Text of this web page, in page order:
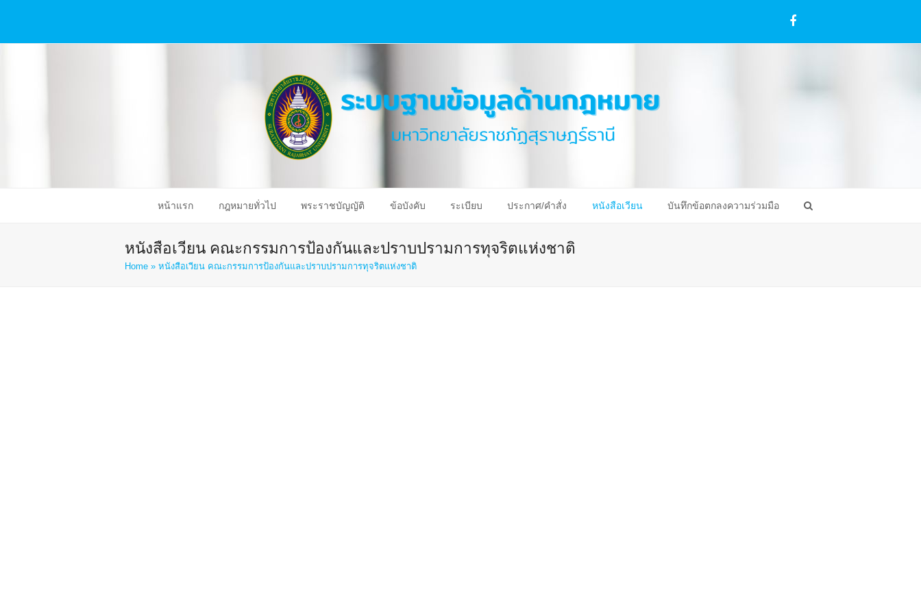
Facebook
หน้าแรก กฎหมายทั่วไป พระราชบัญญัติ ข้อบังคับ ระเบียบ ประกาศ/คำสั่ง หนังสือเวียน บันทึกข้อตกลงความร่วมมือ
หนังสือเวียน คณะกรรมการป้องกันและปราบปรามการทุจริตแห่งชาติ
Home » หนังสือเวียน คณะกรรมการป้องกันและปราบปรามการทุจริตแห่งชาติ